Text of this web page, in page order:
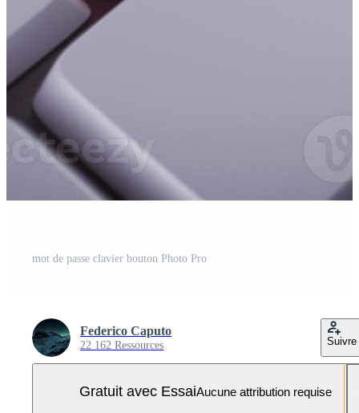
mot de passe clavier bouton Photo Pro
Federico Caputo
22 162 Ressources Suivre
Gratuit avec EssaiAucune attribution requise